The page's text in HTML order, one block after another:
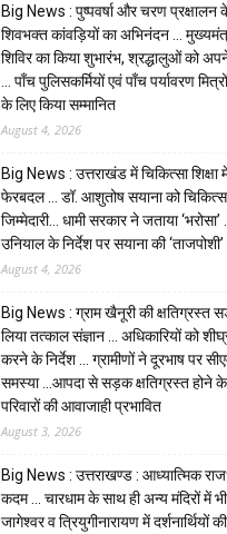
Big News : पुष्पवर्षा और चरण प्रक्षालन
शिवभक्त कांवड़ियों का अभिनंदन …
शिविर का किया शुभारंभ, श्रद्धालुओं को
… पाँच पुलिसकर्मियों एवं पाँच पर्यावरण
के लिए किया सम्मानित
August 4, 2026
Big News : उत्तराखंड में चिकित्सा शिक्षा
फेरबदल … डॉ. आशुतोष सयाना को
जिम्मेदारी… धामी सरकार ने जताया
उनियाल के निर्देश पर सयाना की ‘ताजपोशी’
August 4, 2026
Big News : ग्राम खैनूरी की क्षतिग्रस्त
लिया तत्काल संज्ञान … अधिकारियों को
करने के निर्देश … ग्रामीणों ने दूरभाष पर
समस्या …आपदा से सड़क क्षतिग्रस्त होने
परिवारों की आवाजाही प्रभावित
August 3, 2026
Big News : उत्तराखण्ड : आध्यात्मिक
कदम … चारधाम के साथ ही अन्य मंदिरों में भी
जागेश्वर व त्रियुगीनारायण में दर्शनार्थियों